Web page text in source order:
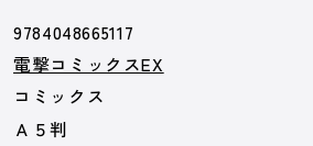
9784048665117
電撃コミックスEX
コミックス
Ａ５判